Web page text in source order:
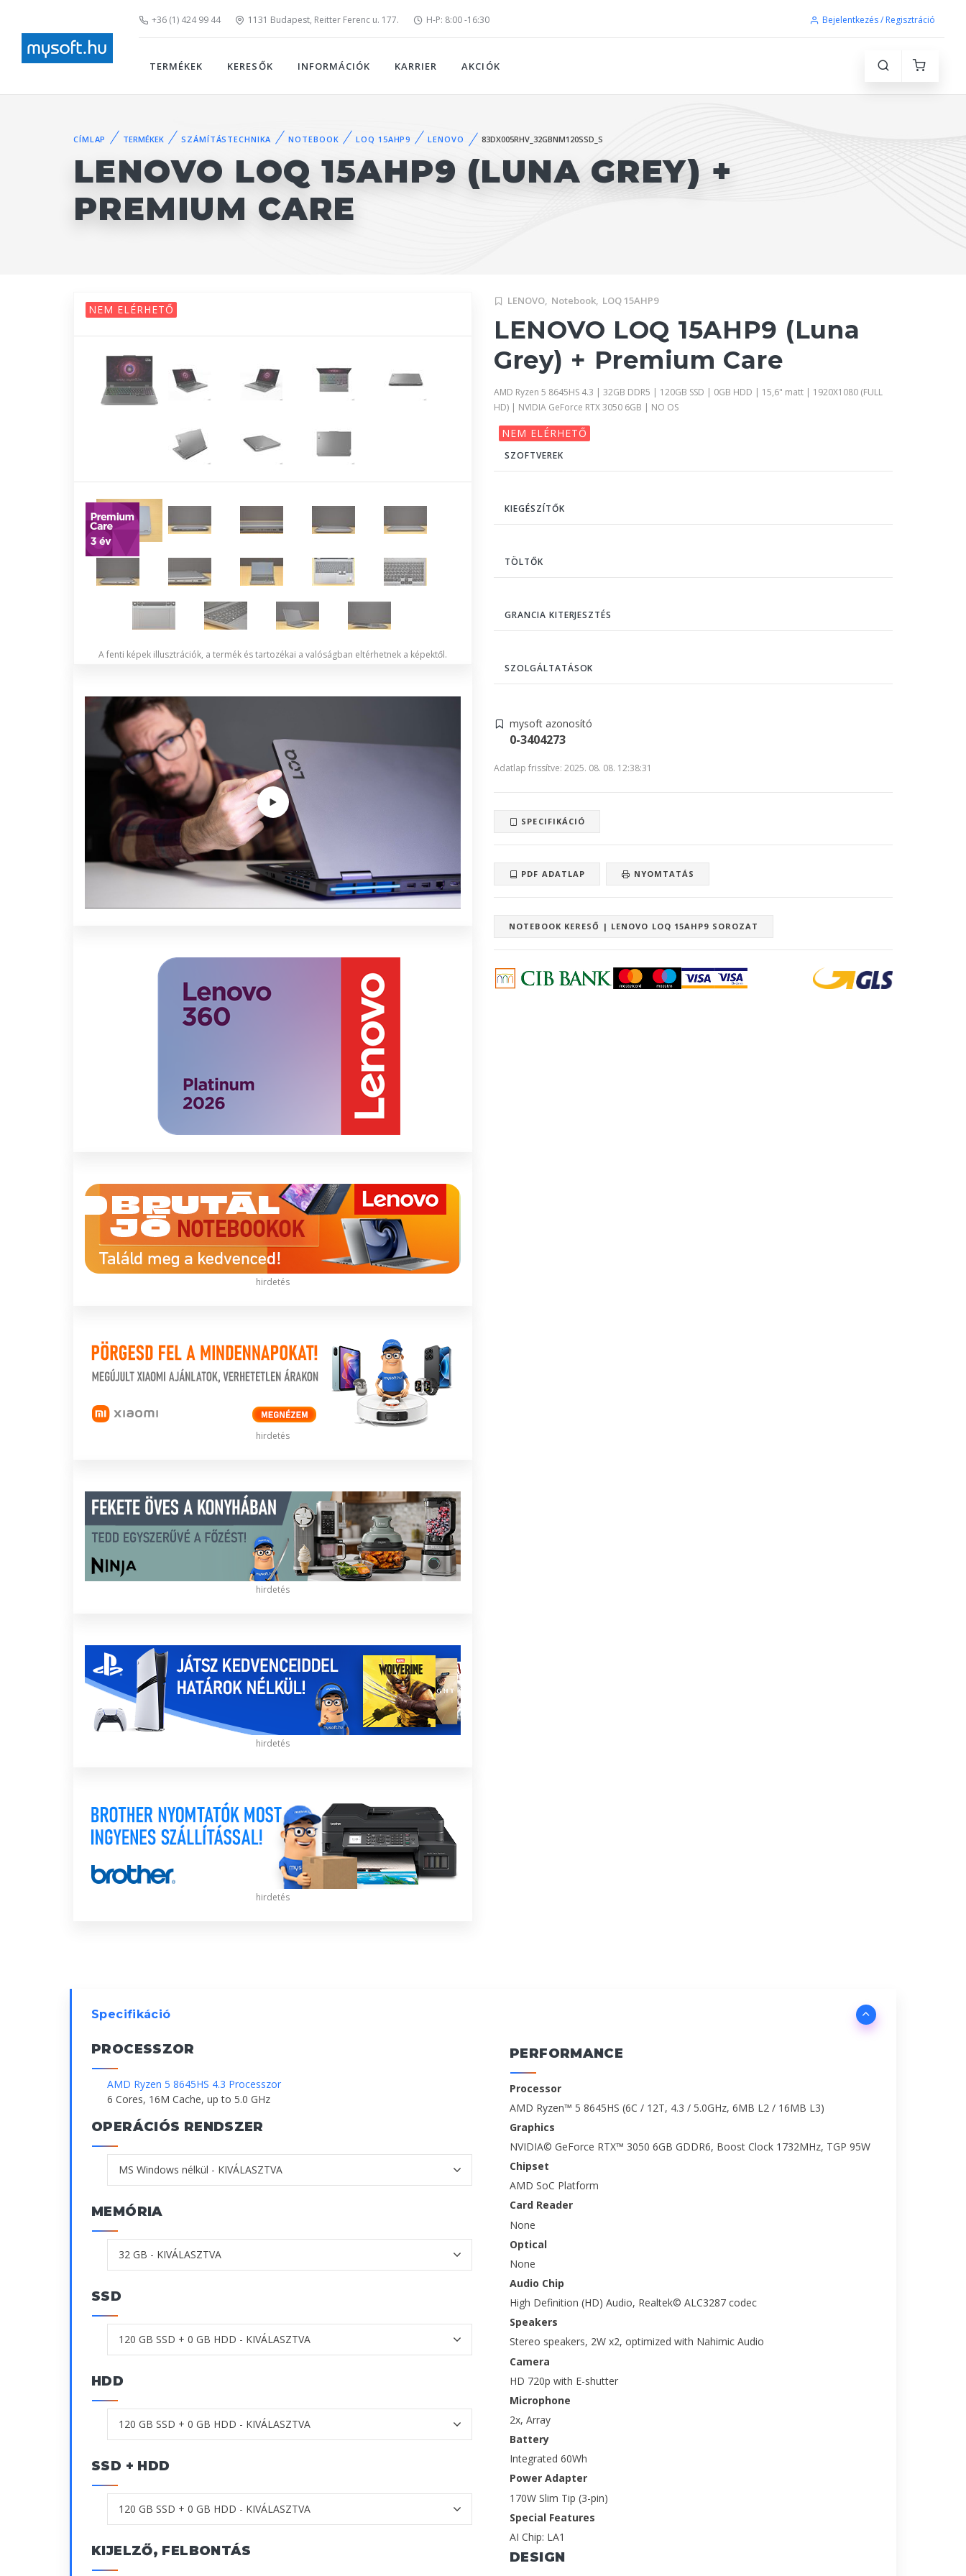
+36 (1) 424 99 44 1131 Budapest, Reitter Ferenc u. 177. H-P: 8:00 -16:30 Bejelentkezés / Regisztráció
TERMÉKEK KERESŐK INFORMÁCIÓK KARRIER AKCIÓK
CÍMLAP TERMÉKEK SZÁMÍTÁSTECHNIKA NOTEBOOK LOQ 15AHP9 LENOVO 83DX005RHV_32GBNM120SSD_S
LENOVO LOQ 15AHP9 (LUNA GREY) +
PREMIUM CARE
NEM ELÉRHETŐ
A fenti képek illusztrációk, a termék és tartozékai a valóságban eltérhetnek a képektől.
hirdetés
hirdetés
hirdetés
hirdetés
hirdetés
LENOVO, Notebook, LOQ 15AHP9
LENOVO LOQ 15AHP9 (Luna
Grey) + Premium Care
AMD Ryzen 5 8645HS 4.3 | 32GB DDR5 | 120GB SSD | 0GB HDD | 15,6" matt | 1920X1080 (FULL
HD) | NVIDIA GeForce RTX 3050 6GB | NO OS
NEM ELÉRHETŐ
SZOFTVEREK
KIEGÉSZÍTŐK
TÖLTŐK
GRANCIA KITERJESZTÉS
SZOLGÁLTATÁSOK
mysoft azonosító
0-3404273
Adatlap frissítve: 2025. 08. 08. 12:38:31
SPECIFIKÁCIÓ
PDF ADATLAP NYOMTATÁS
NOTEBOOK KERESŐ | LENOVO LOQ 15AHP9 SOROZAT
Specifikáció
PROCESSZOR
AMD Ryzen 5 8645HS 4.3 Processzor
6 Cores, 16M Cache, up to 5.0 GHz
OPERÁCIÓS RENDSZER
MEMÓRIA
SSD
HDD
SSD + HDD
KIJELZŐ, FELBONTÁS
PERFORMANCE
Processor
AMD Ryzen™ 5 8645HS (6C / 12T, 4.3 / 5.0GHz, 6MB L2 / 16MB L3)
Graphics
NVIDIA© GeForce RTX™ 3050 6GB GDDR6, Boost Clock 1732MHz, TGP 95W
Chipset
AMD SoC Platform
Card Reader
None
Optical
None
Audio Chip
High Definition (HD) Audio, Realtek© ALC3287 codec
Speakers
Stereo speakers, 2W x2, optimized with Nahimic Audio
Camera
HD 720p with E-shutter
Microphone
2x, Array
Battery
Integrated 60Wh
Power Adapter
170W Slim Tip (3-pin)
Special Features
AI Chip: LA1
DESIGN